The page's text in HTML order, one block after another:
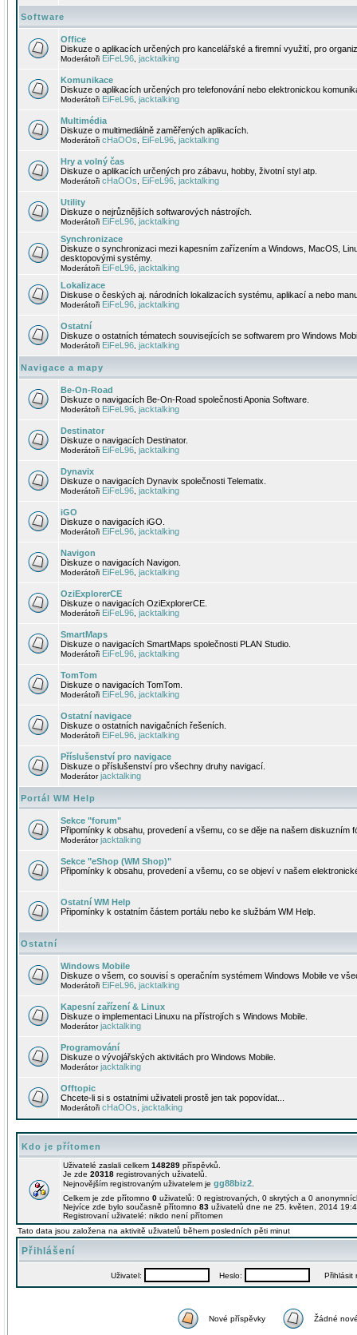
Software
Office
Diskuze o aplikacích určených pro kancelářské a firemní využití, pro
Moderátoři EiFeL96 jacktalking
Komunikace
Diskuze o aplikacích určených pro telefonování nebo elektronickou
Moderátoři EiFeL96 jacktalking
Multimédia
Diskuze o multimediálně zaměřených aplikacích.
Moderátoři cHaOOs EiFeL96 jacktalking
Hry a volný čas
Diskuze o aplikacích určených pro zábavu, hobby, životní styl atp.
Moderátoři cHaOOs EiFeL96 jacktalking
Utility
Diskuze o nejrůznějších softwarových nástrojích.
Moderátoři EiFeL96 jacktalking
Synchronizace
Diskuze o synchronizaci mezi kapesním zařízením a Windows, MacOS,
desktopovými systémy.
Moderátoři EiFeL96 jacktalking
Lokalizace
Diskuse o českých aj. národních lokalizacích systému, aplikací a nebo
Moderátoři EiFeL96 jacktalking
Ostatní
Diskuze o ostatních tématech souvisejících se softwarem pro Windows
Moderátoři EiFeL96 jacktalking
Navigace a mapy
Be-On-Road
Diskuze o navigacích Be-On-Road společnosti Aponia Software.
Moderátoři EiFeL96 jacktalking
Destinator
Diskuze o navigacích Destinator.
Moderátoři EiFeL96 jacktalking
Dynavix
Diskuze o navigacích Dynavix společnosti Telematix.
Moderátoři EiFeL96 jacktalking
iGO
Diskuze o navigacích iGO.
Moderátoři EiFeL96 jacktalking
Navigon
Diskuze o navigacích Navigon.
Moderátoři EiFeL96 jacktalking
OziExplorerCE
Diskuze o navigacích OziExplorerCE.
Moderátoři EiFeL96 jacktalking
SmartMaps
Diskuze o navigacích SmartMaps společnosti PLAN Studio.
Moderátoři EiFeL96 jacktalking
TomTom
Diskuze o navigacích TomTom.
Moderátoři EiFeL96 jacktalking
Ostatní navigace
Diskuze o ostatních navigačních řešeních.
Moderátoři EiFeL96 jacktalking
Příslušenství pro navigace
Diskuze o příslušenství pro všechny druhy navigací.
Moderátorjacktalking
Portál WM Help
Sekce "forum"
Připomínky k obsahu, provedení a všemu, co se děje na našem diskuzním
Moderátorjacktalking
Sekce "eShop (WM Shop)"
Připomínky k obsahu, provedení a všemu, co se objeví v našem
Ostatní WM Help
Připomínky k ostatním částem portálu nebo ke službám WM Help.
Ostatní
Windows Mobile
Diskuze o všem, co souvisí s operačním systémem Windows Mobile ve
Moderátoři EiFeL96 jacktalking
Kapesní zařízení & Linux
Diskuze o implementaci Linuxu na přístrojích s Windows Mobile.
Moderátorjacktalking
Programování
Diskuze o vývojářských aktivitách pro Windows Mobile.
Moderátorjacktalking
Offtopic
Chcete-li si s ostatními uživateli prostě jen tak popovídat...
Moderátoři cHaOOs jacktalking
Kdo je přítomen
Uživatelé zaslali celkem 148289 příspěvků.
Je zde 20318 registrovaných uživatelů.
Nejnovějším registrovaným uživatelem je gg88biz2
Celkem je zde přítomno 0 uživatelů: 0 registrovaných, 0 skrytých a 0
Nejvíce zde bylo současně přítomno 83 uživatelů dne ne 25. květen, 2014
Registrovaní uživatelé: nikdo není přítomen
Tato data jsou založena na aktivitě uživatelů během posledních pěti minut
Přihlášení
Uživatel: Heslo: Přihlásit
Nové příspěvky Žádné